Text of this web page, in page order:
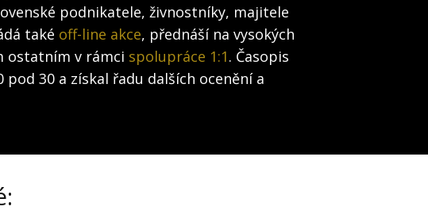
podnikatele, živnostníky, majitele
také off-line akce, přednáší na vysokých
ostatním v rámci spolupráce 1:1. Časopis
30 a získal řadu dalších ocenění a